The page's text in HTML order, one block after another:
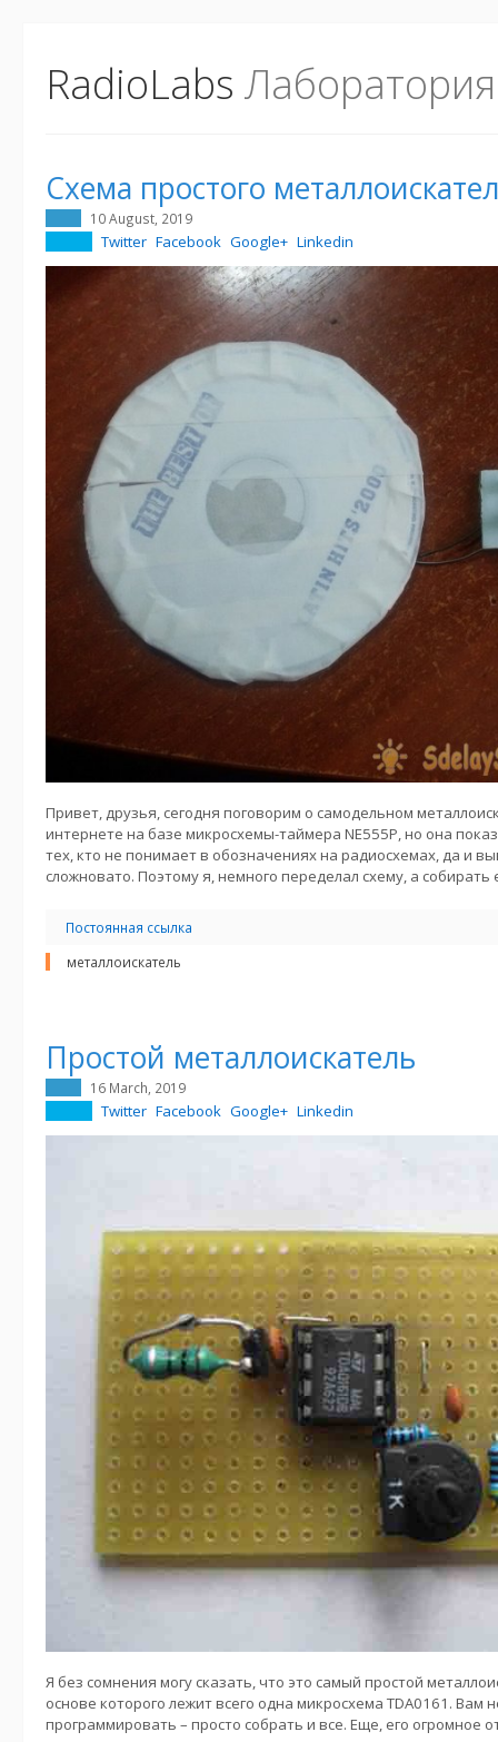
RadioLabs
Схема простого
10 August, 2019
Twitter Facebook Google+ Linkedin
Привет, друзья, сегодня поговорим о самодельном
интернете на базе микросхемы-таймера NE555P, но она
тех, кто не понимает в обозначениях на радиосхемах, да и
сложновато. Поэтому я, немного переделал схему, а
Постоянная ссылка
металлоискатель
Простой металлоискатель
16 March, 2019
Twitter Facebook Google+ Linkedin
Я без сомнения могу сказать, что это самый простой
основе которого лежит всего одна микросхема TDA0161. Вам
программировать – просто собрать и все. Еще, его огромное